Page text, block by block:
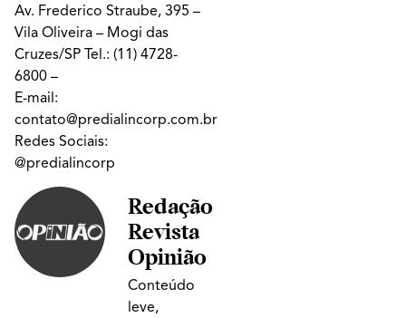
Av. Frederico Straube, 395 –
Vila Oliveira – Mogi das
Cruzes/SP Tel.: (11) 4728-
6800 –
E-mail:
contato@predialincorp.com.br
Redes Sociais:
@predialincorp
Redação
Revista
Opinião
Conteúdo
leve,